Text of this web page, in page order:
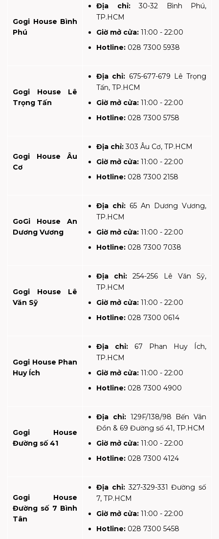
Gogi House Bình
Phú
Địa chỉ:30-32 Bình Phú,
TP.HCM
Giờ mở cửa: 11:00 - 22:00
Hotline: 028 7300 5938
Gogi House Lê
Trọng Tấn
Địa chỉ: 675-677-679 Lê Trọng
Tấn, TP.HCM
Giờ mở cửa: 11:00 - 22:00
Hotline: 028 7300 5758
Gogi House Âu
Cơ
Địa chỉ:303 Âu Cơ, TP.HCM
Giờ mở cửa: 11:00 - 22:00
Hotline: 028 7300 2158
GoGi House An
Dương Vương
Địa chỉ: 65 An Dương Vương,
TP.HCM
Giờ mở cửa: 11:00 - 22:00
Hotline: 028 7300 7038
Gogi House Lê
Văn Sỹ
Địa chỉ: 254-256 Lê Văn Sỹ,
TP.HCM
Giờ mở cửa: 11:00 - 22:00
Hotline: 028 7300 0614
Gogi House Phan
Huy Ích
Địa chỉ: 67 Phan Huy Ích,
TP.HCM
Giờ mở cửa: 11:00 - 22:00
Hotline: 028 7300 4900
Gogi House
Đường số 41
Địa chỉ:129F/138/98 Bến Vân
Đồn & 69 Đường số 41, TP.HCM
Giờ mở cửa: 11:00 - 22:00
Hotline: 028 7300 4124
Gogi House
Đường số 7 Bình
Tân
Địa chỉ:327-329-331 Đường số
7, TP.HCM
Giờ mở cửa: 11:00 - 22:00
Hotline: 028 7300 5458